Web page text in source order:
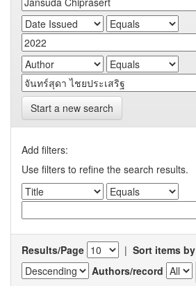
Start a new search
Add filters:
Use filters to refine the search results.
Results/Page | Sort items by
Authors/record